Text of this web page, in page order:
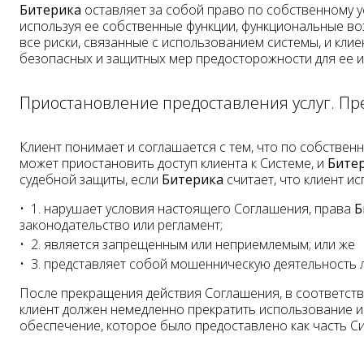
Битерика оставляет за собой право по
используя ее собственные функции, функциональные
все риски, связанные с использованием системы, и
безопасных и защитных мер предосторожности для ее
Приостановление предоставления услуг.
Клиент понимает и соглашается с тем, что по
может приостановить доступ клиента к Системе, и
судебной защиты, если Битерика считает, что клиент
1. нарушает условия настоящего Соглашения, права
законодательство или регламент;
2. является запрещенным или неприемлемым; или же
3. представляет собой мошенническую деятельность
После прекращения действия Соглашения, в
клиент должен немедленно прекратить
обеспечение, которое было предоставлено как часть